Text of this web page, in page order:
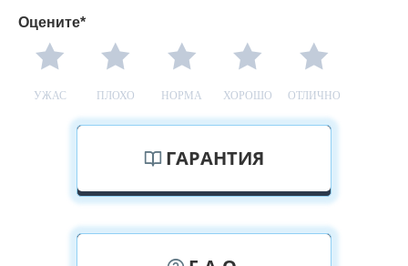
Оцените*
УЖАС ПЛОХО НОРМА ХОРОШО ОТЛИЧНО
ГАРАНТИЯ